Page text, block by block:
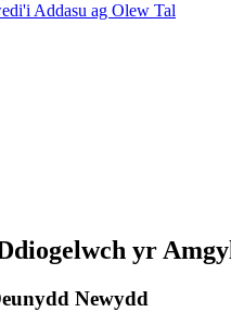
Addasu ag Olew Tal
yr
Newydd